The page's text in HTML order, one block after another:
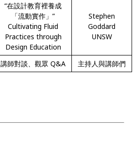
“在設計教育裡養成
「流動實作」”
Cultivating Fluid
Practices through
Design Education
Stephen
Goddard
UNSW
講師對談、觀眾 Q&A 主持人與講師們